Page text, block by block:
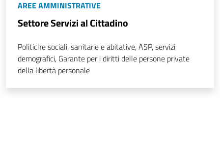
AREE AMMINISTRATIVE
Settore Servizi al Cittadino
Politiche sociali, sanitarie e abitative, ASP, servizi
demografici, Garante per i diritti delle persone private
della libertà personale